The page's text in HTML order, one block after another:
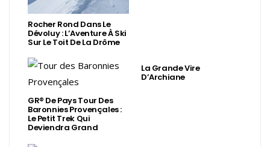
Rocher Rond Dans Le
Dévoluy : L’Aventure À Ski
Sur Le Toit De La Drôme
GR® De Pays Tour Des
Baronnies Provençales :
Le Petit Trek Qui
Deviendra Grand
La Grande Vire
D’Archiane